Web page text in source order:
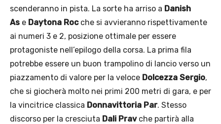
scenderanno in pista. La sorte ha arriso a Danish
As e Daytona Rocche si avvieranno rispettivamente
ai numeri 3 e 2, posizione ottimale per essere
protagoniste nell’epilogo della corsa. La prima fila
potrebbe essere un buon trampolino di lancio verso un
piazzamento di valore per la veloce Dolcezza Sergio,
che si giocherà molto nei primi 200 metri di gara, e per
la vincitrice classica Donnavittoria Par. Stesso
discorso per la cresciuta Dali Pravche partirà alla